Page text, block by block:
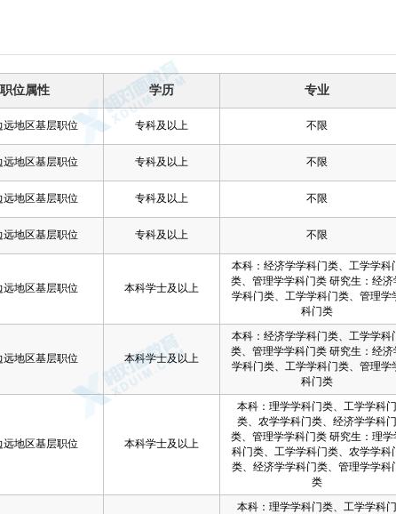
职位属性 学历 专业
远地区基层职位 专科及以上 不限
远地区基层职位 专科及以上 不限
远地区基层职位 专科及以上 不限
远地区基层职位 专科及以上 不限
远地区基层职位 本科学士及以上
本科：经济学学科门类、工学学科
类、管理学学科门类 研究生：经济
学科门类、工学学科门类、管理学
科门类
远地区基层职位 本科学士及以上
本科：经济学学科门类、工学学科
类、管理学学科门类 研究生：经济
学科门类、工学学科门类、管理学
科门类
远地区基层职位 本科学士及以上
本科：理学学科门类、工学学科门
类、农学学科门类、经济学学科门
类、管理学学科门类 研究生：理学
科门类、工学学科门类、农学学科
类、经济学学科门类、管理学学科
类
本科：理学学科门类、工学学科门